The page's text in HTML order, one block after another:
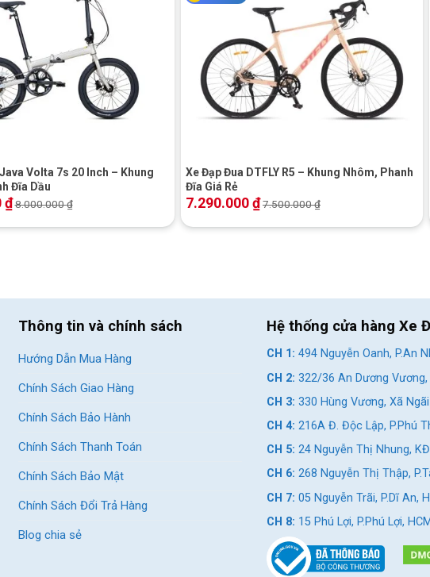
Claris R2000 với 16 tốc độ, bao gồm gạt đĩa Shimano Claris
Volta 7s 20 Inch – Khung
Đĩa Dầu
₫8.000.000₫
Xe Đạp Đua DTFLY R5 – Khung Nhôm, Phanh
Đĩa Giá Rẻ
7.290.000₫7.500.000₫
Thông tin và chính sách
Hướng Dẫn Mua Hàng
Chính Sách Giao Hàng
Chính Sách Bảo Hành
Chính Sách Thanh Toán
Chính Sách Bảo Mật
Chính Sách Đổi Trả Hàng
Blog chia sẻ
Hệ thống cửa hàng Xe
CH 1: 494 Nguyễn Oanh, P.An
CH 2: 322/36 An Dương Vương,
CH 3: 330 Hùng Vương, Xã
CH 4: 216A Đ. Độc Lập, P.Phú
CH 5: 24 Nguyễn Thị Nhung,
CH 6: 268 Nguyễn Thị Thập,
CH 7: 05 Nguyễn Trãi, P.Dĩ An,
CH 8: 15 Phú Lợi, P.Phú Lợi,